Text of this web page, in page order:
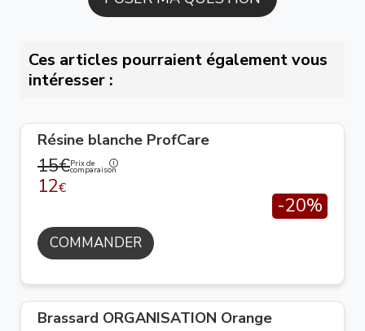
Ces articles pourraient également vous
intéresser :
Résine blanche ProfCare
15€Prix de
comparaison
12€
-20%
COMMANDER
Brassard ORGANISATION Orange